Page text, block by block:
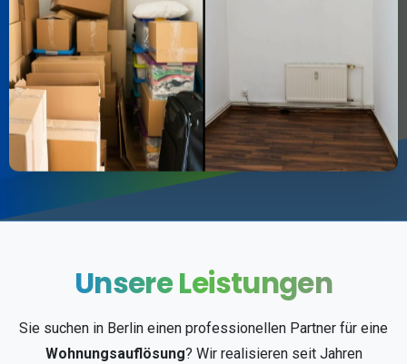
UnsereLeistungen
Sie suchen in Berlin einen professionellen Partner für eine
Wohnungsauflösung? Wir realisieren seit Jahren